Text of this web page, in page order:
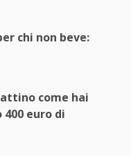
chi non beve:
come hai
euro di